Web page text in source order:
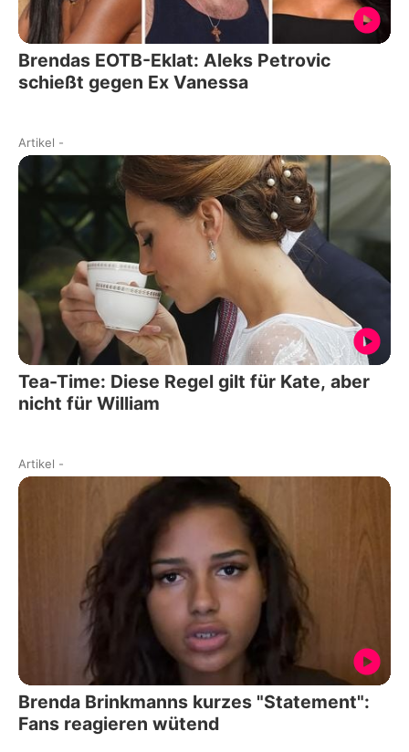
Brendas EOTB-Eklat: Aleks Petrovic
schießt gegen Ex Vanessa
Artikel -
Tea-Time: Diese Regel gilt für Kate, aber
nicht für William
Artikel -
Brenda Brinkmanns kurzes "Statement":
Fans reagieren wütend